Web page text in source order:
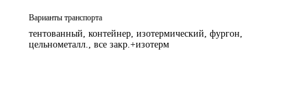
Варианты транспорта
тентованный, контейнер, изотермический, фургон,
цельнометалл., все закр.+изотерм